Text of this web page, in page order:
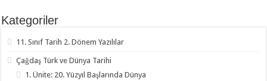
Kategoriler
11. Sınıf Tarih 2. Dönem Yazılılar
Çağdaş Türk ve Dünya Tarihi
1. Ünite: 20. Yüzyıl Başlarında Dünya